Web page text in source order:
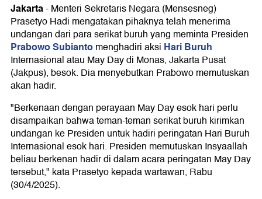
Jakarta-Menteri Sekretaris Negara (Mensesneg)
Prasetyo Hadi mengatakan pihaknya telah menerima
undangan dari para serikat buruh yang meminta Presiden
Prabowo Subiantomenghadiri aksi Hari Buruh
Internasional atau May Day di Monas, Jakarta Pusat
(Jakpus), besok. Dia menyebutkan Prabowo memutuskan
akan hadir.
"Berkenaan dengan perayaan May Day esok hari perlu
disampaikan bahwa teman-teman serikat buruh kirimkan
undangan ke Presiden untuk hadiri peringatan Hari Buruh
Internasional esok hari. Presiden memutuskan Insyaallah
beliau berkenan hadir di dalam acara peringatan May Day
tersebut," kata Prasetyo kepada wartawan, Rabu
(30/4/2025).